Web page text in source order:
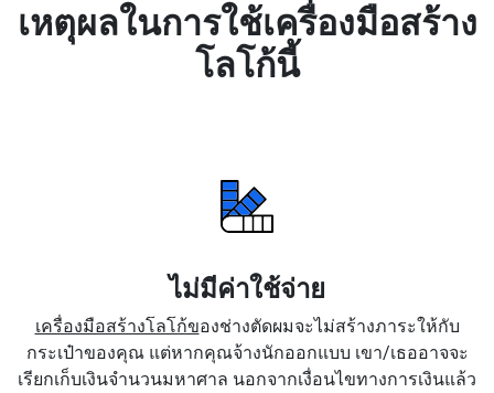
เหตุผลในการใช้เครื่องมือสร้าง
โลโก้นี้
ไม่มีค่าใช้จ่าย
เครื่องมือสร้างโลโก้ของช่างตัดผมจะไม่สร้างภาระให้กับ
กระเป๋าของคุณ แต่หากคุณจ้างนักออกแบบ เขา/เธออาจจะ
เรียกเก็บเงินจำนวนมหาศาล นอกจากเงื่อนไขทางการเงินแล้ว